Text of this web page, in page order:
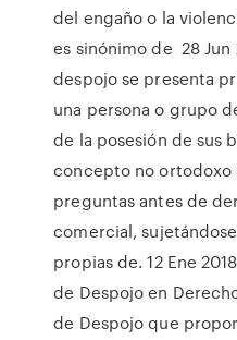
del engaño o la
es sinónimo de 28 Jun
despojo se presenta
una persona o grupo
de la posesión de sus
concepto no ortodoxo
preguntas antes de
comercial,
propias de. 12 Ene
de Despojo en
de Despojo que